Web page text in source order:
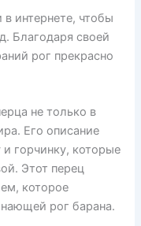
интернете, чтобы
Благодаря своей
рог прекрасно
не только в
Его описание
горчинку, которые
Этот перец
которое
рог барана.